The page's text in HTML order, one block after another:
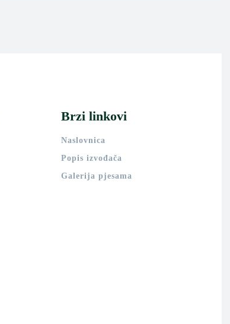
Brzi linkovi
Naslovnica
Popis izvođača
Galerija pjesama